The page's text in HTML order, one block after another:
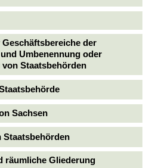
der
Umbenennung oder
Staatsbehörden
Sachsen
Staatsbehörden
räumliche Gliederung